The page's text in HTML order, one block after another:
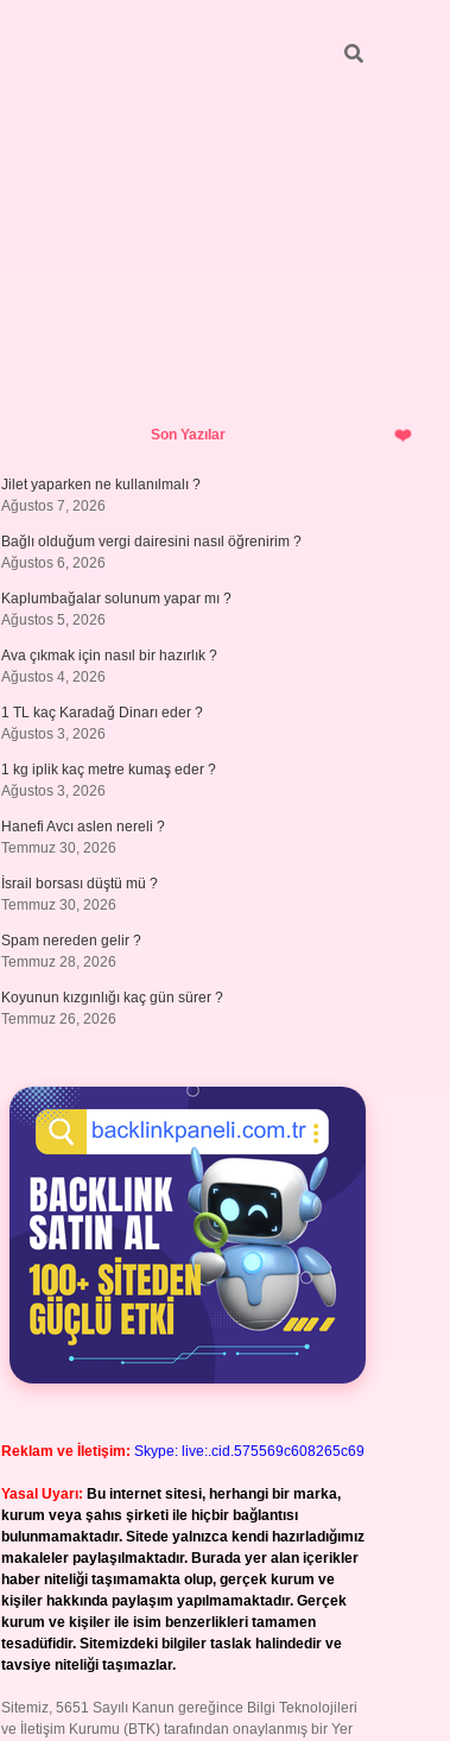
SidebarSon Yazılar
Jilet yaparken ne kullanılmalı ?
Ağustos 7, 2026
Bağlı olduğum vergi dairesini nasıl öğrenirim ?
Ağustos 6, 2026
Kaplumbağalar solunum yapar mı ?
Ağustos 5, 2026
Ava çıkmak için nasıl bir hazırlık ?
Ağustos 4, 2026
1 TL kaç Karadağ Dinarı eder ?
Ağustos 3, 2026
1 kg iplik kaç metre kumaş eder ?
Ağustos 3, 2026
Hanefi Avcı aslen nereli ?
Temmuz 30, 2026
İsrail borsası düştü mü ?
Temmuz 30, 2026
Spam nereden gelir ?
Temmuz 28, 2026
Koyunun kızgınlığı kaç gün sürer ?
Temmuz 26, 2026
Reklam ve İletişim: Skype: live:.cid.575569c608265c69
Yasal Uyarı: Bu internet sitesi, herhangi bir marka,
kurum veya şahıs şirketi ile hiçbir bağlantısı
bulunmamaktadır. Sitede yalnızca kendi hazırladığımız
makaleler paylaşılmaktadır. Burada yer alan içerikler
haber niteliği taşımamakta olup, gerçek kurum ve
kişiler hakkında paylaşım yapılmamaktadır. Gerçek
kurum ve kişiler ile isim benzerlikleri tamamen
tesadüfidir. Sitemizdeki bilgiler taslak halindedir ve
tavsiye niteliği taşımazlar.
Sitemiz, 5651 Sayılı Kanun gereğince Bilgi Teknolojileri
ve İletişim Kurumu (BTK) tarafından onaylanmış bir Yer